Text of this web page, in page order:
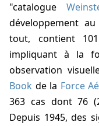
"catalogue
développement au
tout, contient
impliquant à la
observation
Book de la Force
363 cas dont 76
Depuis 1945, des